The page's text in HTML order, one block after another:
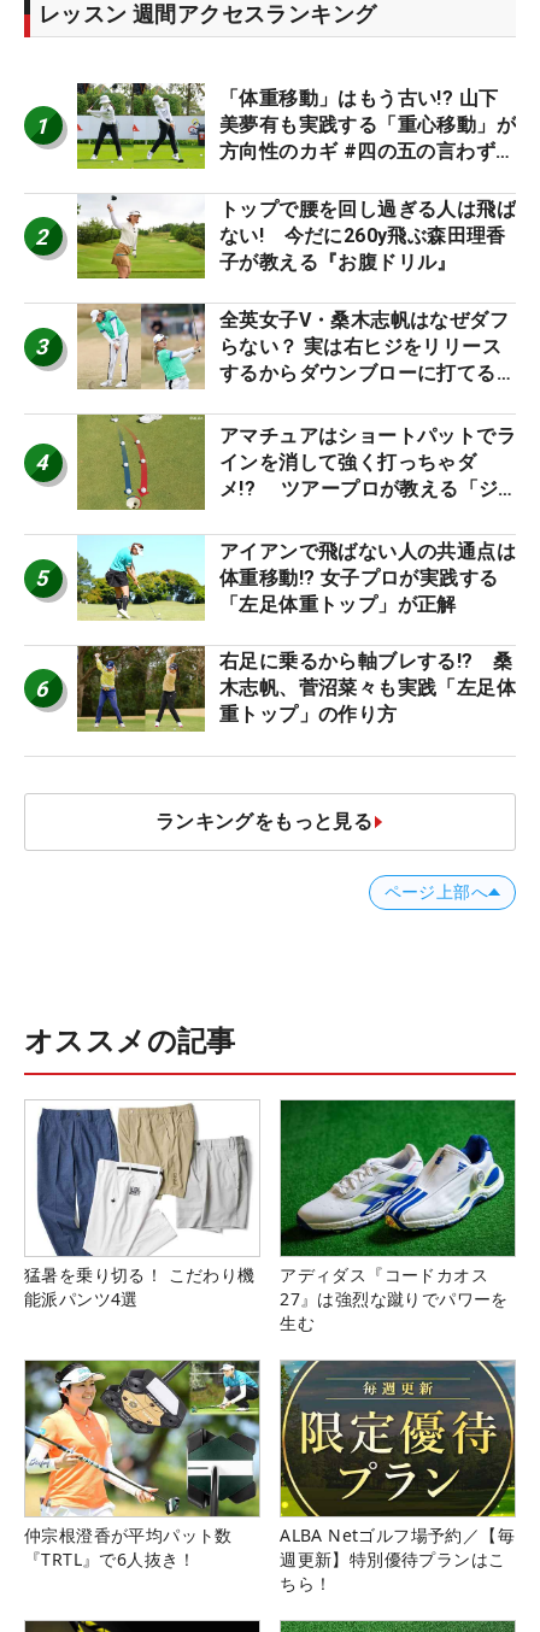
レッスン 週間アクセスランキング
1
「体重移動」はもう古い!? 山下
美夢有も実践する「重心移動」が
方向性のカギ #四の五の言わず振
2
トップで腰を回し過ぎる人は飛ば
ない! 今だに260y飛ぶ森田理香
子が教える『お腹ドリル』
3
全英女子V・桑木志帆はなぜダフ
らない？ 実は右ヒジをリリース
するからダウンブローに打てる #
4
アマチュアはショートパットでラ
インを消して強く打っちゃダ
メ!? ツアープロが教える「ジ
減するワケ
5
アイアンで飛ばない人の共通点は
体重移動!? 女子プロが実践する
「左足体重トップ」が正解
6
右足に乗るから軸ブレする!? 桑
木志帆、菅沼菜々も実践「左足体
重トップ」の作り方
ランキングをもっと見る
ページ上部へ
オススメの記事
猛暑を乗り切る！ こだわり機
能派パンツ4選
アディダス『コードカオス
27』は強烈な蹴りでパワーを
生む
仲宗根澄香が平均パット数
『TRTL』で6人抜き！
ALBA Netゴルフ場予約／【毎
週更新】特別優待プランはこ
ちら！